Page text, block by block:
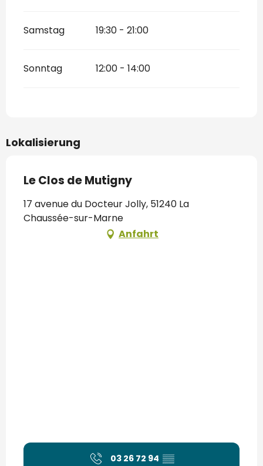
Samstag 19:30 - 21:00
Sonntag 12:00 - 14:00
Lokalisierung
Le Clos de Mutigny
17 avenue du Docteur Jolly, 51240 La
Chaussée-sur-Marne
Anfahrt
03 26 72 94 ▒▒